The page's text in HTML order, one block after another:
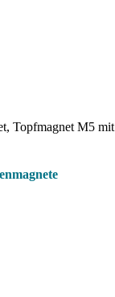
Topfmagnet M5